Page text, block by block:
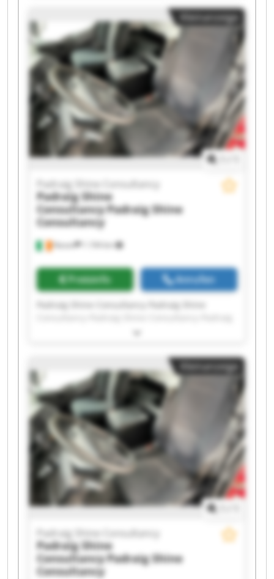
Consultancy Padraig Shine Consultancy Padraig
Shine Consultancy Padraig Shine Consultancy
Padraig Shine Consultancy Padraig Shine
Consultancy Padraig Shine Consultancy Padraig
Shine Consultancy Padraig Shine Consultancy
Padraig Shine Consultancy Padraig Shine
Consultancy Padraig Shine Consultancy Padraig
Shine Consultancy Padraig Shine Consultancy
Kleinanzeige
Navan 1.194 km
Padraig Shine Consultancy
Padraig Shine
ConsultancyPadraig Shine
Consultancy
Preisinfo Anrufen
Padraig Shine Consultancy Padraig Shine
Shine Consultancy Padraig Shine Consultancy
Consultancy Padraig Shine Consultancy Padraig
Shine Consultancy Padraig Shine Consultancy
Padraig Shine Consultancy Padraig Shine
Consultancy Padraig Shine Consultancy Padraig
Shine Consultancy Padraig Shine Consultancy
Padraig Shine Consultancy Padraig Shine
Consultancy Padraig Shine Consultancy Padraig
Shine Consultancy Padraig Shine Consultancy
Kleinanzeige
Padraig Shine Consultancy
Padraig Shine
ConsultancyPadraig Shine
Consultancy